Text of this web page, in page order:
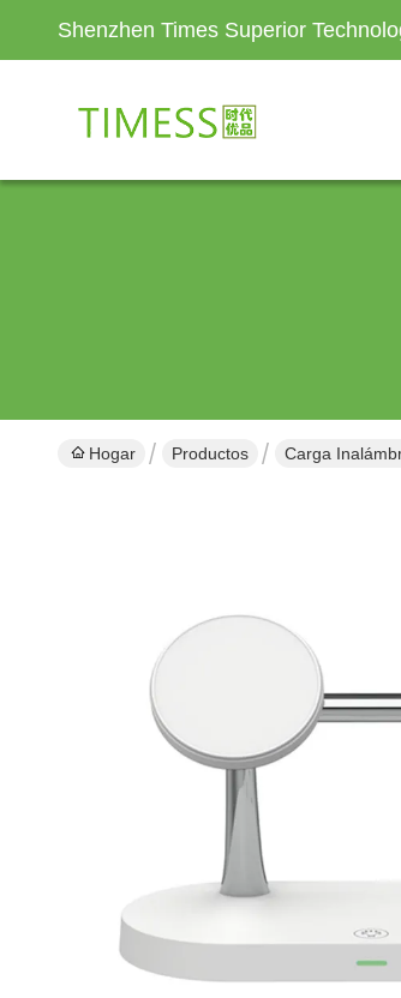
Shenzhen Times Superior
Hogar Productos Carga